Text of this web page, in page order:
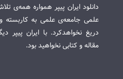
دانلود ایران پیپر همواره همه‌ی
علمی جامعه‌ی علمی به کاربسته
دریغ نخواهدکرد. با ایران پیپر
مقاله و کتابی نخواهید بود.